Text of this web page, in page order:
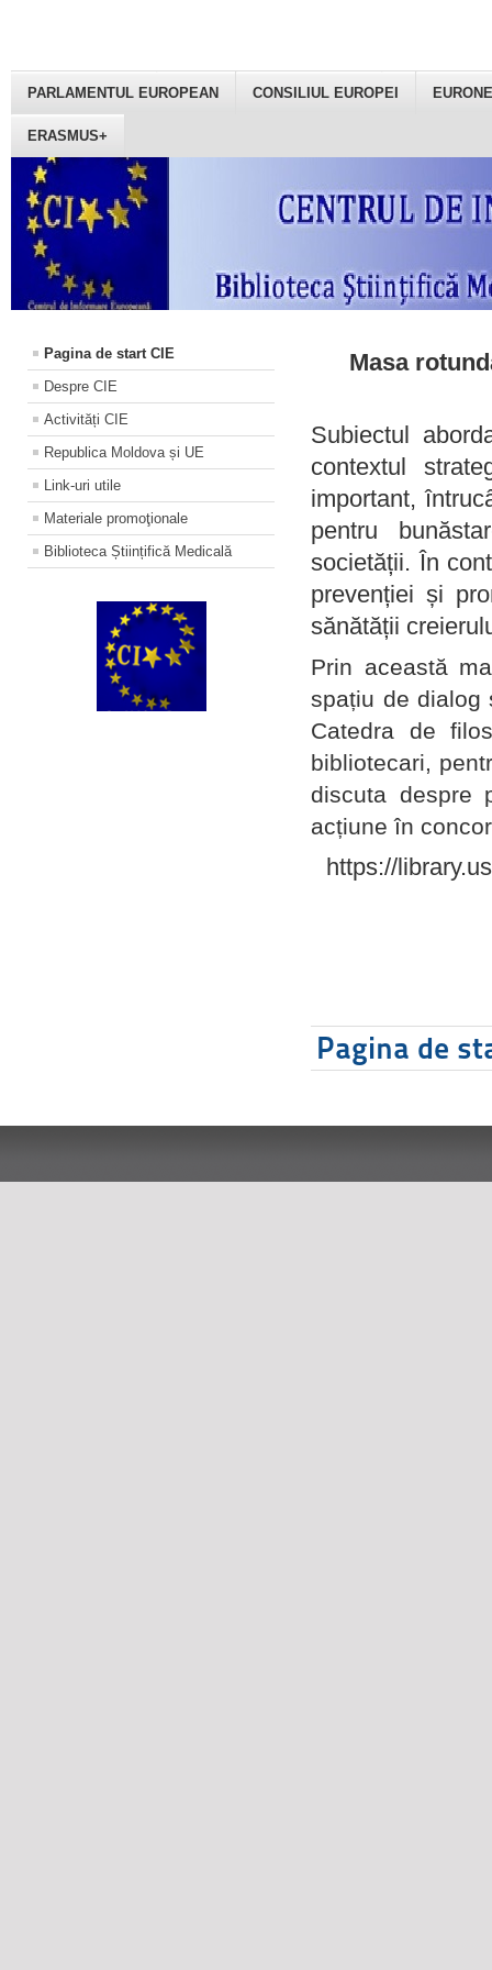
PARLAMENTUL EUROPEAN CONSILIUL EUROPEI
ERASMUS+
Pagina de start CIE
Despre CIE
Activități CIE
Republica Moldova și UE
Link-uri utile
Materiale promoţionale
Biblioteca Științifică Medicală
Masa
Subiectul
contextul
important,
pentru
societății. În
prevenției și
sănătății
Prin această
spațiu de dialog
Catedra de
bibliotecari,
discuta despre
acțiune în
https://
Pagina de